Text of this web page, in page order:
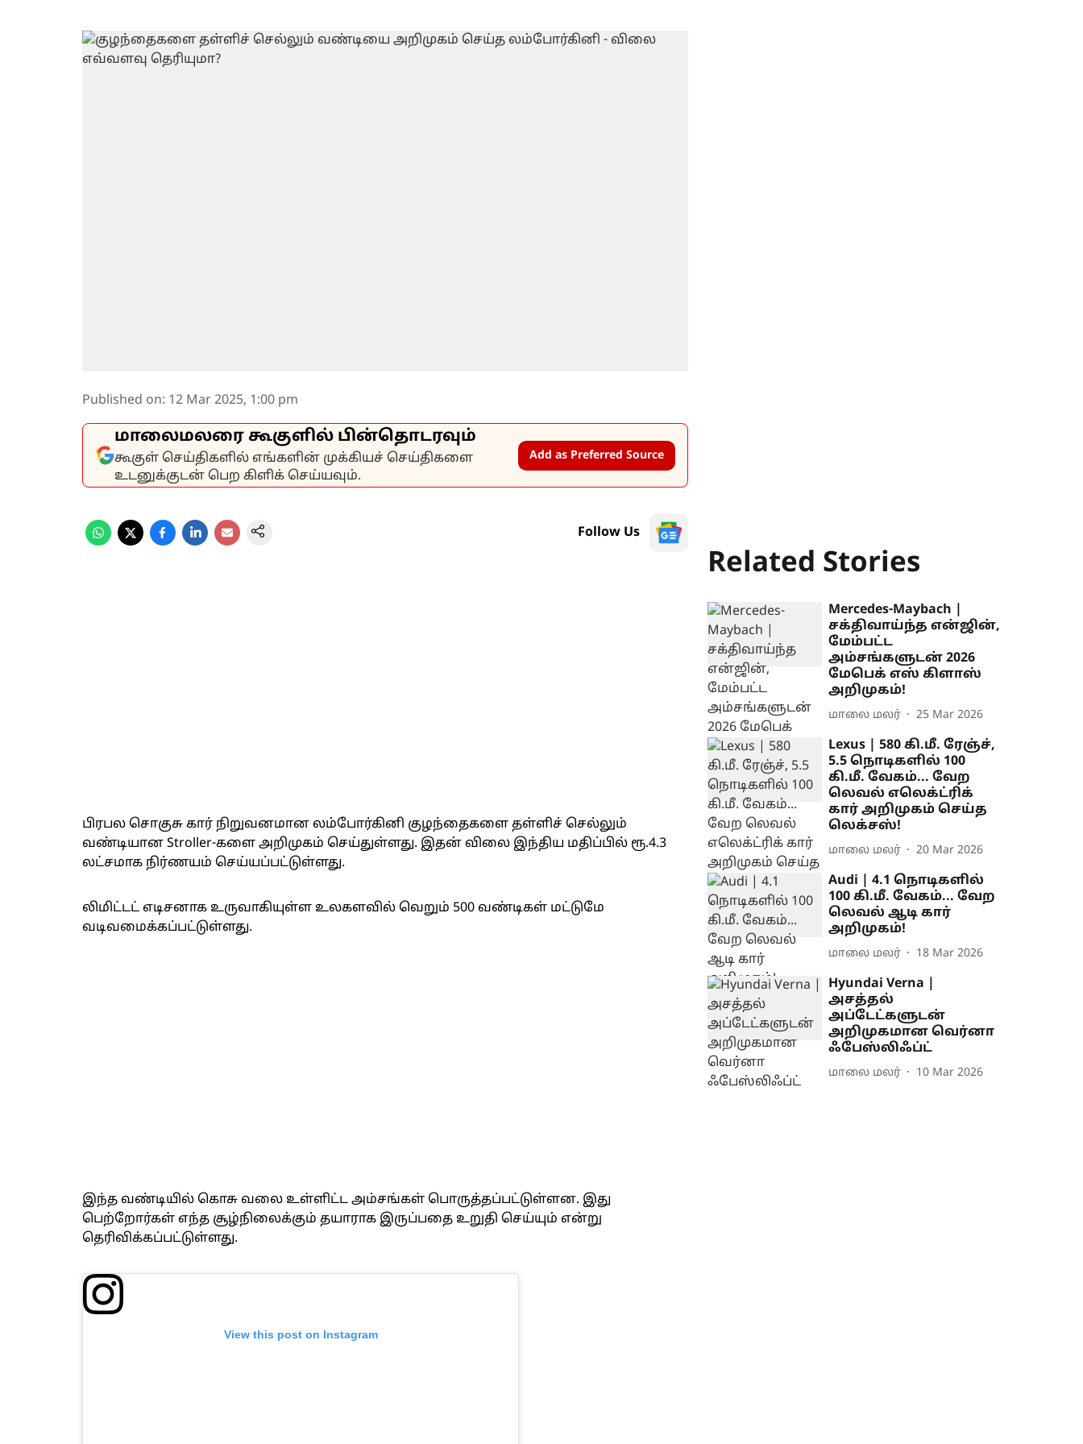
Published on: 12 Mar 2025, 1:00 pm
மாலைமலரை கூகுளில் பின்தொடரவும்
கூகுள் செய்திகளில் எங்களின் முக்கியச் செய்திகளை
உடனுக்குடன் பெற கிளிக் செய்யவும்.
Add as Preferred Source
Follow Us
பிரபல சொகுசு கார் நிறுவனமான லம்போர்கினி குழந்தைகளை தள்ளிச் செல்லும்
வண்டியான Stroller-களை அறிமுகம் செய்துள்ளது. இதன் விலை இந்திய மதிப்பில் ரூ.4.3
லட்சமாக நிர்ணயம் செய்யப்பட்டுள்ளது.
லிமிட்டட் எடிசனாக உருவாகியுள்ள உலகளவில் வெறும் 500 வண்டிகள் மட்டுமே
வடிவமைக்கப்பட்டுள்ளது.
இந்த வண்டியில் கொசு வலை உள்ளிட்ட அம்சங்கள் பொருத்தப்பட்டுள்ளன. இது
பெற்றோர்கள் எந்த சூழ்நிலைக்கும் தயாராக இருப்பதை உறுதி செய்யும் என்று
தெரிவிக்கப்பட்டுள்ளது.
View this post on Instagram
Related Stories
Mercedes-Maybach |
சக்திவாய்ந்த என்ஜின்,
மேம்பட்ட
அம்சங்களுடன் 2026
மேபெக் எஸ் கிளாஸ்
அறிமுகம்!
மாலை மலர் 25 Mar 2026
Lexus | 580 கி.மீ. ரேஞ்ச்,
5.5 நொடிகளில் 100
கி.மீ. வேகம்... வேற
லெவல் எலெக்ட்ரிக்
கார் அறிமுகம் செய்த
லெக்சஸ்!
மாலை மலர் 20 Mar 2026
Audi | 4.1 நொடிகளில்
100 கி.மீ. வேகம்... வேற
லெவல் ஆடி கார்
அறிமுகம்!
மாலை மலர் 18 Mar 2026
Hyundai Verna |
அசத்தல்
அப்டேட்களுடன்
அறிமுகமான வெர்னா
ஃபேஸ்லிஃப்ட்
மாலை மலர் 10 Mar 2026